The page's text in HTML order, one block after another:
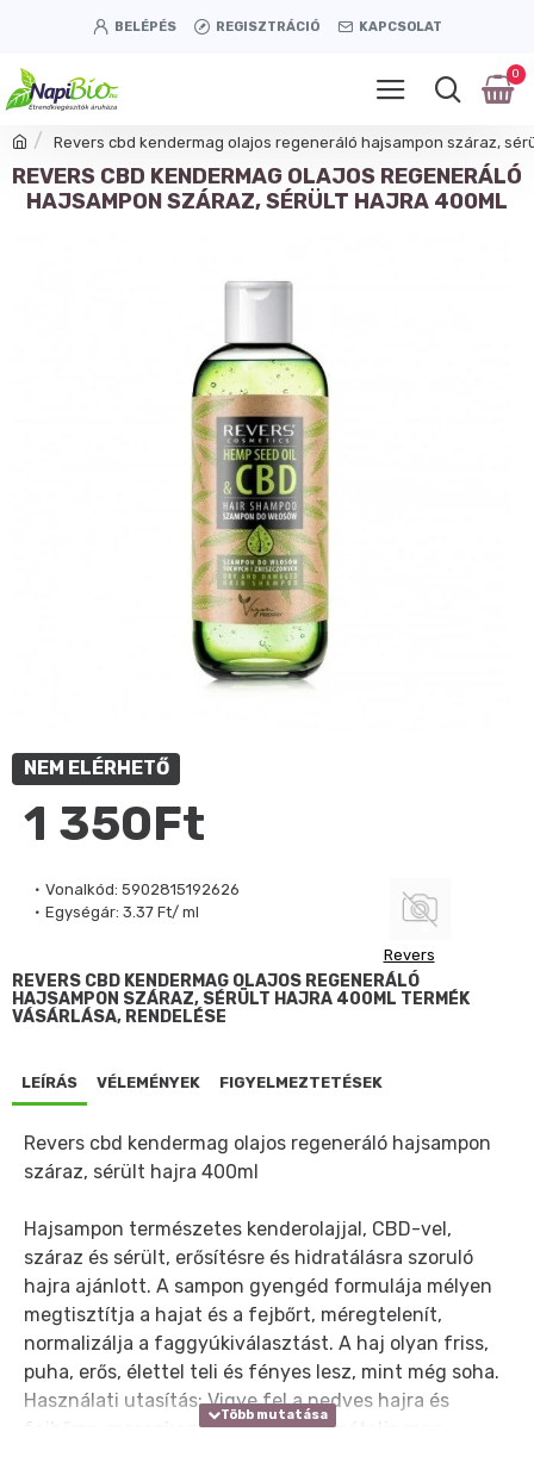
BELÉPÉS REGISZTRÁCIÓ KAPCSOLAT
0
Revers cbd kendermag olajos regeneráló hajsampon száraz,
REVERS CBD KENDERMAG OLAJOS REGENERÁLÓ
HAJSAMPON SZÁRAZ, SÉRÜLT HAJRA 400ML
Vonalkód: 5902815192626
Egységár: 3.37 Ft/ ml
Revers
NEM ELÉRHETŐ
1 350Ft
REVERS CBD KENDERMAG OLAJOS REGENERÁLÓ
HAJSAMPON SZÁRAZ, SÉRÜLT HAJRA 400ML TERMÉK
VÁSÁRLÁSA, RENDELÉSE
LEÍRÁS VÉLEMÉNYEK FIGYELMEZTETÉSEK
Revers cbd kendermag olajos regeneráló hajsampon
száraz, sérült hajra 400ml
Hajsampon természetes kenderolajjal, CBD-vel,
száraz és sérült, erősítésre és hidratálásra szoruló
hajra ajánlott. A sampon gyengéd formulája mélyen
megtisztítja a hajat és a fejbőrt, méregtelenít,
normalizálja a faggyúkiválasztást. A haj olyan friss,
puha, erős, élettel teli és fényes lesz, mint még soha.
Használati utasítás: Vigye fel a nedves hajra és
fejbőrre, masszírozza, öblítse le. Ismételje meg